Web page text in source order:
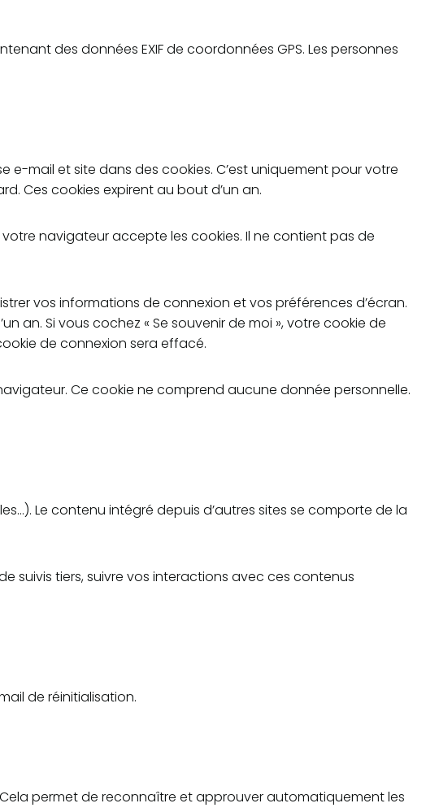
des données EXIF de coordonnées GPS. Les personnes
e-mail et site dans des cookies. C’est uniquement pour votre
Ces cookies expirent au bout d’un an.
navigateur accepte les cookies. Il ne contient pas de
vos informations de connexion et vos préférences d’écran.
an. Si vous cochez « Se souvenir de moi », votre cookie de
de connexion sera effacé.
Ce cookie ne comprend aucune donnée personnelle.
Le contenu intégré depuis d’autres sites se comporte de la
suivis tiers, suivre vos interactions avec ces contenus
de réinitialisation.
permet de reconnaître et approuver automatiquement les